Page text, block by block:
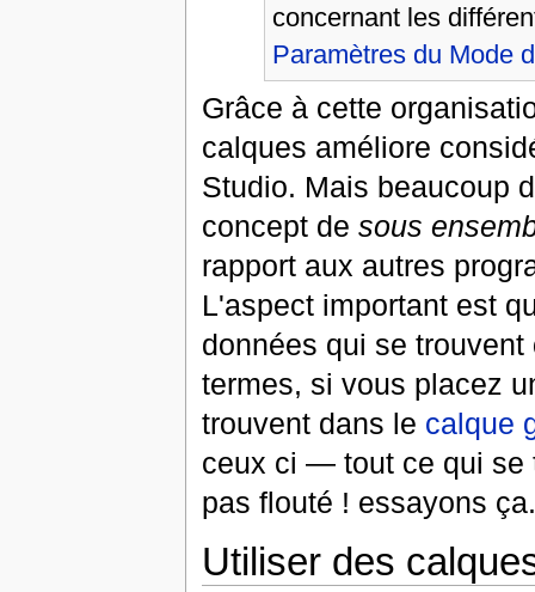
concernant les
Paramètres du Mode
Grâce à cette
calques améliore
Studio. Mais beaucoup
concept de sous
rapport aux autres
L'aspect important est
données qui se trouvent
termes, si vous placez
trouvent dans le calque
ceux ci — tout ce qui se
pas flouté ! essayons ça.
Utiliser des